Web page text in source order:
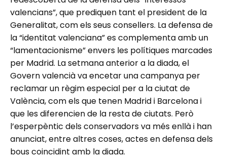
valencians”, que prediquen tant el president de la
Generalitat, com els seus consellers. La defensa de
la “identitat valenciana” es complementa amb un
“lamentacionisme” envers les polítiques marcades
per Madrid. La setmana anterior a la diada, el
Govern valencià va encetar una campanya per
reclamar un règim especial per a la ciutat de
València, com els que tenen Madrid i Barcelona i
que les diferencien de la resta de ciutats. Però
l’esperpèntic dels conservadors va més enllà i han
anunciat, entre altres coses, actes en defensa dels
bous coincidint amb la diada.